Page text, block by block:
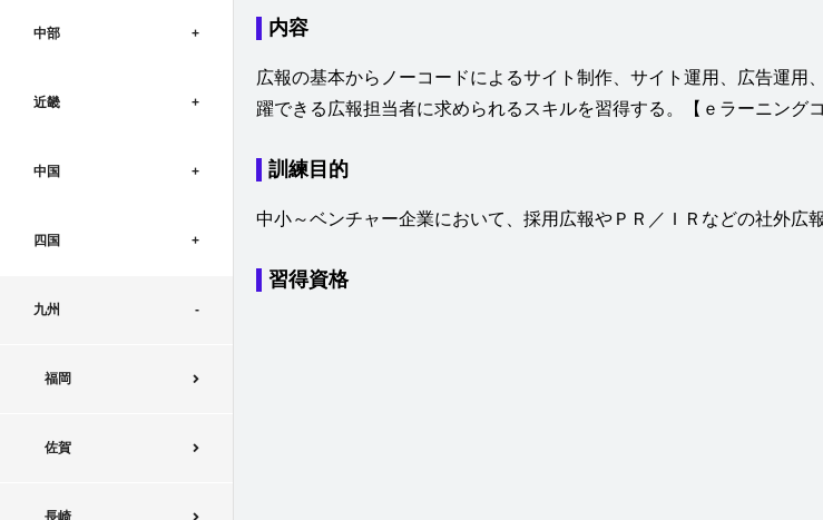
中部
近畿
中国
四国
九州
福岡
佐賀
長崎
内容
広報の基本からノーコードによるサイト制作、サイト運用、広告運
躍できる広報担当者に求められるスキルを習得する。【ｅラーニングコ
訓練目的
中小～ベンチャー企業において、採用広報やＰＲ／ＩＲなどの社外広
習得資格